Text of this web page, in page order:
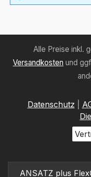
Alle Preise inkl.
Versandkosten und
Datenschutz
ANSATZ plus